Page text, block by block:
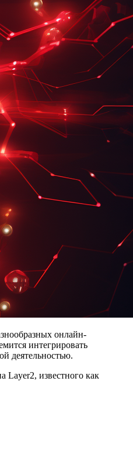
онлайн-
интегрировать
деятельностью.
Layer2, известного как